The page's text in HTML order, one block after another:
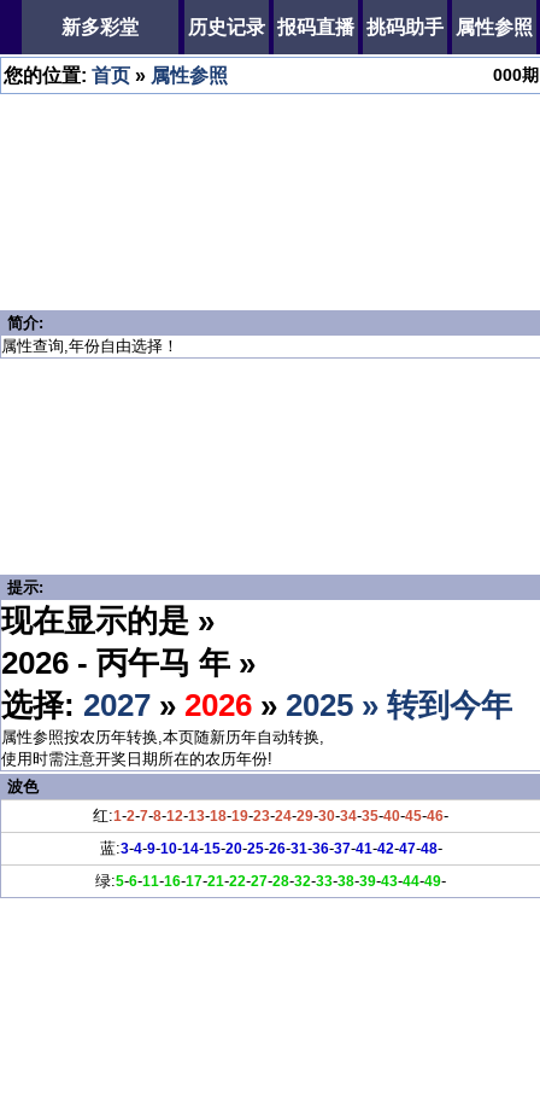
新多彩堂 历史记录 报码直播 挑码助手 属性参照
您的位置: 首页 » 属性参照 000期
简介:
属性查询,年份自由选择！
提示:
现在显示的是 »
2026 - 丙午马 年 »
选择: 2027 » 2026 » 2025 » 转到今年
属性参照按农历年转换,本页随新历年自动转换,
使用时需注意开奖日期所在的农历年份!
波色
红:1-2-7-8-12-13-18-19-23-24-29-30-34-35-40-45-46-
蓝:3-4-9-10-14-15-20-25-26-31-36-37-41-42-47-48-
绿:5-6-11-16-17-21-22-27-28-32-33-38-39-43-44-49-